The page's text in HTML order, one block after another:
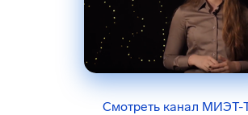
Смотреть канал МИЭТ-